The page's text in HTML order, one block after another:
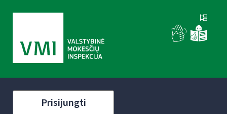
Prisijungti